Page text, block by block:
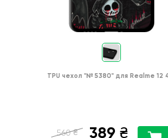
TPU чехол "№ 5380" для Realme 12
560 ₴ 389 ₴